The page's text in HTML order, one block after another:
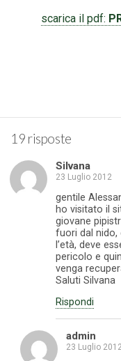
scarica il pdf:
19 risposte
Silvana
23 Luglio 2012
gentile
ho visitato il
giovane
fuori dal nido,
l’età, deve
pericolo e
venga
Saluti Silvana
Rispondi
admin
23 Luglio 2012